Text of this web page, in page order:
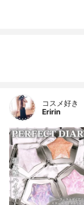
コスメ好き
Eririn